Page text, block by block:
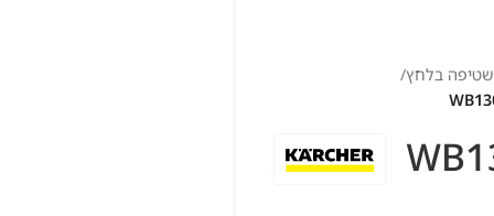
שטיפה בלחץ/